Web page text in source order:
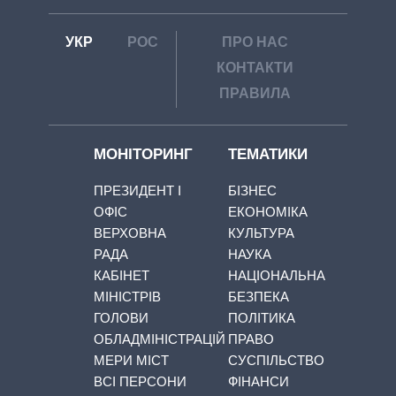
УКР РОС
ПРО НАС
КОНТАКТИ
ПРАВИЛА
МОНІТОРИНГ
ПРЕЗИДЕНТ І
ОФІС
ВЕРХОВНА
РАДА
КАБІНЕТ
МІНІСТРІВ
ГОЛОВИ
ОБЛАДМІНІСТРАЦІЙ
МЕРИ МІСТ
ВСІ ПЕРСОНИ
ТЕМАТИКИ
БІЗНЕС
ЕКОНОМІКА
КУЛЬТУРА
НАУКА
НАЦІОНАЛЬНА
БЕЗПЕКА
ПОЛІТИКА
ПРАВО
СУСПІЛЬСТВО
ФІНАНСИ